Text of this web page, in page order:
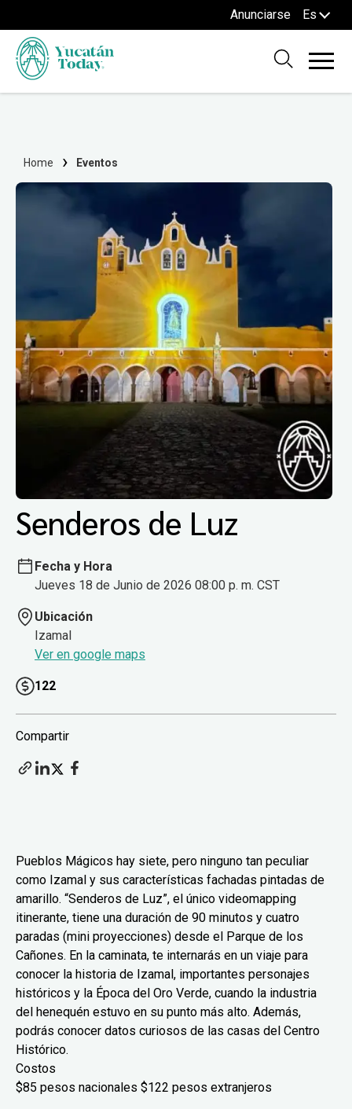
Anunciarse Es
Home Eventos
Senderos de Luz
Fecha y Hora
Jueves 18 de Junio de 2026 08:00 p. m. CST
Ubicación
Izamal
Ver en google maps
122
Compartir
Pueblos Mágicos hay siete, pero ninguno tan peculiar
como Izamal y sus características fachadas pintadas de
amarillo. “Senderos de Luz”, el único videomapping
itinerante, tiene una duración de 90 minutos y cuatro
paradas (mini proyecciones) desde el Parque de los
Cañones. En la caminata, te internarás en un viaje para
conocer la historia de Izamal, importantes personajes
históricos y la Época del Oro Verde, cuando la industria
del henequén estuvo en su punto más alto. Además,
podrás conocer datos curiosos de las casas del Centro
Histórico.
Costos
$85 pesos nacionales $122 pesos extranjeros